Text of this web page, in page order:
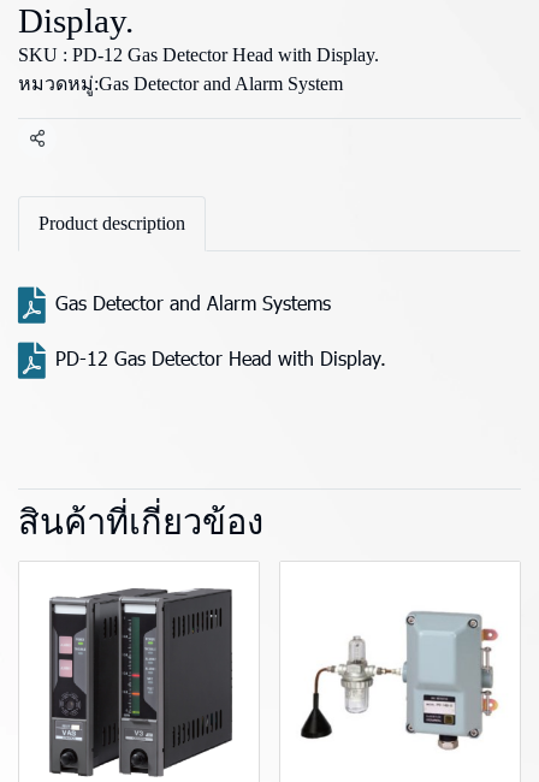
Display.
SKU : PD-12 Gas Detector Head with Display.
หมวดหมู่:Gas Detector and Alarm System
แชร์
Product description
Gas Detector and Alarm Systems
PD-12 Gas Detector Head with Display.
สินค้าที่เกี่ยวข้อง